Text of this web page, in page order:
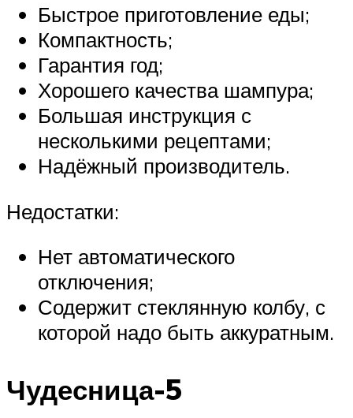
Быстрое приготовление еды;
Компактность;
Гарантия год;
Хорошего качества шампура;
Большая инструкция с
несколькими рецептами;
Надёжный производитель.
Недостатки:
Нет автоматического
отключения;
Содержит стеклянную колбу, с
которой надо быть аккуратным.
Чудесница-5